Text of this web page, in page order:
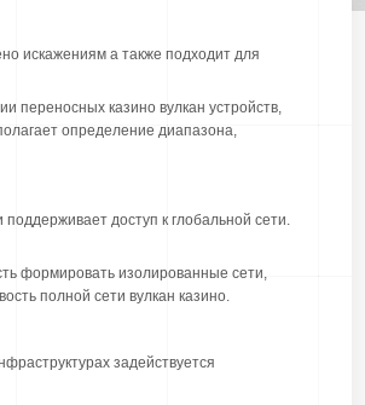
искажениям а также подходит для
переносных казино вулкан устройств,
определение диапазона,
доступ к глобальной сети.
формировать изолированные сети,
полной сети вулкан казино.
задействуется